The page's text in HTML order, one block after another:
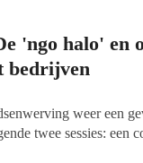
'ngo halo' en
bedrijven
weer een
twee sessies: een